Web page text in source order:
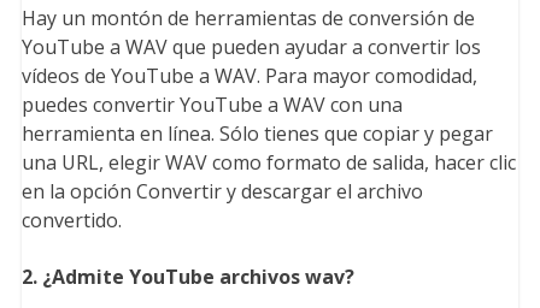
Hay un montón de herramientas de conversión de
YouTube a WAV que pueden ayudar a convertir los
vídeos de YouTube a WAV. Para mayor comodidad,
puedes convertir YouTube a WAV con una
herramienta en línea. Sólo tienes que copiar y pegar
una URL, elegir WAV como formato de salida, hacer clic
en la opción Convertir y descargar el archivo
convertido.
2. ¿Admite YouTube archivos wav?